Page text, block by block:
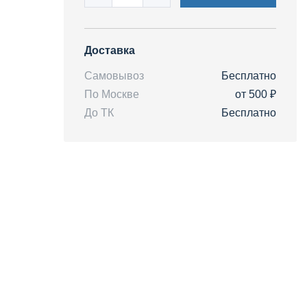
Доставка
Самовывоз
Бесплатно
По Москве
от 500 ₽
До ТК
Бесплатно